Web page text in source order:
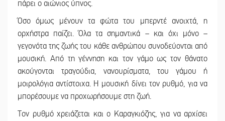
πάρει ο αιώνιος ύπνος.
Όσο όμως μένουν τα φώτα του μπερντέ ανοιχτά, η
ορχήστρα παίζει. Όλα τα σημαντικά – και όχι μόνο –
γεγονότα της ζωής του κάθε ανθρώπου συνοδεύονται από
μουσική. Από τη γέννηση και τον γάμο ως τον θάνατο
ακούγονται τραγούδια, νανουρίσματα, του γάμου ή
μοιρολόγια αντίστοιχα. Η μουσική δίνει τον ρυθμό, για να
μπορέσουμε να προχωρήσουμε στη ζωή.
Τον ρυθμό χρειάζεται και ο Καραγκιόζης, για να αρχίσει